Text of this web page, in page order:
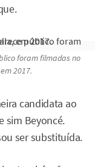
foram filmadas no
2017.
candidata ao
sim Beyoncé.
ser substituída.